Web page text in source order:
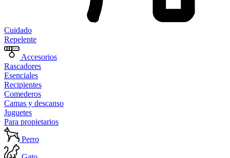
Cuidado
Repelente
Accesorios
Rascadores
Esenciales
Recipientes
Comederos
Camas y descanso
Juguetes
Para propietarios
Perro